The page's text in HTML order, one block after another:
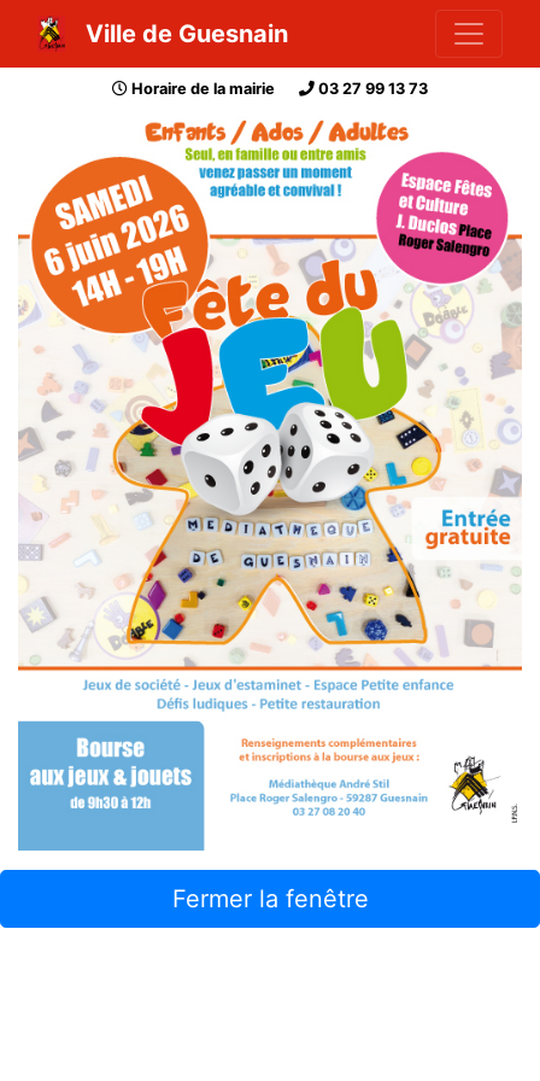
Ville de Guesnain
Horaire de la mairie 03 27 99 13 73
Fermer la fenêtre